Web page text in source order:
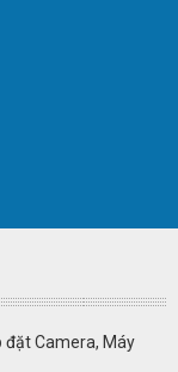
đặt Camera, Máy